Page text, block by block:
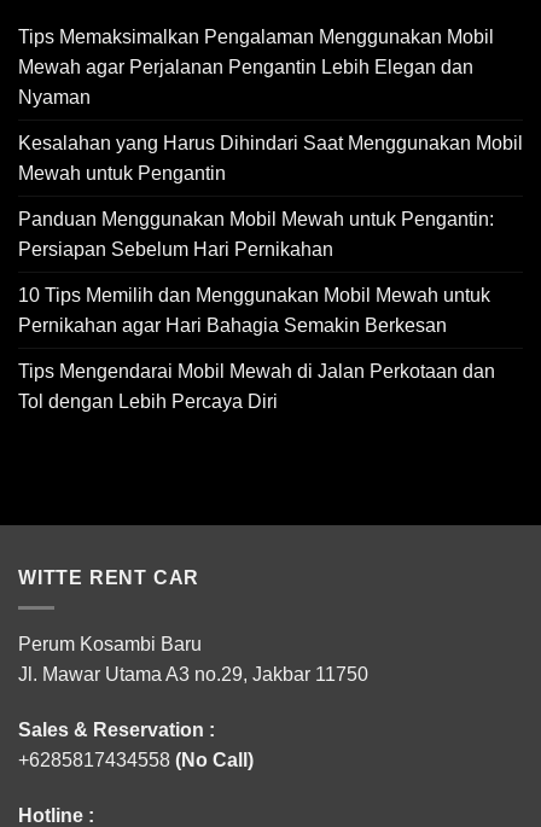
Tips Memaksimalkan Pengalaman Menggunakan Mobil
Mewah agar Perjalanan Pengantin Lebih Elegan dan
Nyaman
Kesalahan yang Harus Dihindari Saat Menggunakan Mobil
Mewah untuk Pengantin
Panduan Menggunakan Mobil Mewah untuk Pengantin:
Persiapan Sebelum Hari Pernikahan
10 Tips Memilih dan Menggunakan Mobil Mewah untuk
Pernikahan agar Hari Bahagia Semakin Berkesan
Tips Mengendarai Mobil Mewah di Jalan Perkotaan dan
Tol dengan Lebih Percaya Diri
WITTE RENT CAR
Perum Kosambi Baru
Jl. Mawar Utama A3 no.29, Jakbar 11750
Sales & Reservation :
+6285817434558 (No Call)
Hotline :